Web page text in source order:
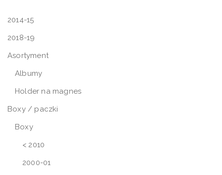
2014-15
2018-19
Asortyment
Albumy
Holder na magnes
Boxy / paczki
Boxy
< 2010
2000-01